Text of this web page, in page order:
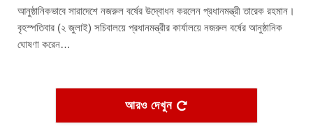
আনুষ্ঠানিকভাবে সারাদেশে নজরুল বর্ষের উদ্বোধন করলেন প্রধানমন্ত্রী তারেক রহমান।
বৃহস্পতিবার (২ জুলাই) সচিবালয়ে প্রধানমন্ত্রীর কার্যালয়ে নজরুল বর্ষের আনুষ্ঠানিক
ঘোষণা করেন…
আরও দেখুন